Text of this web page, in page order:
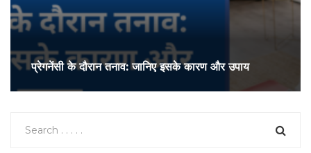
प्रेगनेंसी के दौरान तनाव: जानिए इसके कारण और उपाय